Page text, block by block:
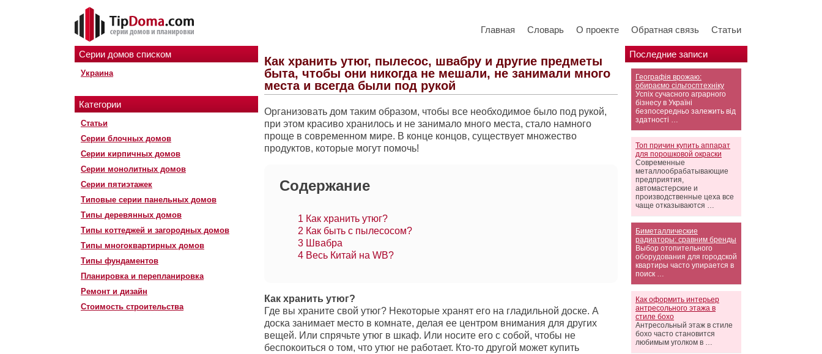
Главная Словарь О проекте Обратная связь Статьи
Серии домов списком
Украина
Категории
Статьи
Серии блочных домов
Серии кирпичных домов
Серии монолитных домов
Серии пятиэтажек
Типовые серии панельных домов
Типы деревянных домов
Типы коттеджей и загородных домов
Типы многоквартирных домов
Типы фундаментов
Планировка и перепланировка
Ремонт и дизайн
Стоимость строительства
Последние записи
Географія врожаю:
обираємо сільгосптехніку
Успіх сучасного аграрного
бізнесу в Україні
безпосередньо залежить від
здатності …
Топ причин купить аппарат
для порошковой окраски
Современные
металлообрабатывающие
предприятия,
автомастерские и
производственные цеха все
чаще отказываются …
Биметаллические
радиаторы: сравним бренды
Выбор отопительного
оборудования для городской
квартиры часто упирается в
поиск …
Как оформить интерьер
антресольного этажа в
стиле бохо
Антресольный этаж в стиле
бохо часто становится
любимым уголком в …
Как хранить утюг, пылесос, швабру и другие предметы
быта, чтобы они никогда не мешали, не занимали много
места и всегда были под рукой
Организовать дом таким образом, чтобы все необходимое было под рукой,
при этом красиво хранилось и не занимало много места, стало намного
проще в современном мире. В конце концов, существует множество
продуктов, которые могут помочь!
Содержание
1 Как хранить утюг?
2 Как быть с пылесосом?
3 Швабра
4 Весь Китай на WB?
Как хранить утюг?
Где вы храните свой утюг? Некоторые хранят его на гладильной доске. А
доска занимает место в комнате, делая ее центром внимания для других
вещей. Или спрячьте утюг в шкаф. Или носите его с собой, чтобы не
беспокоиться о том, что утюг не работает. Кто-то другой может купить